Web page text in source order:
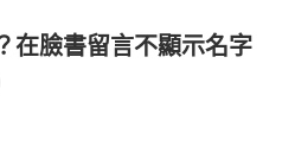
在臉書留言不顯示名字